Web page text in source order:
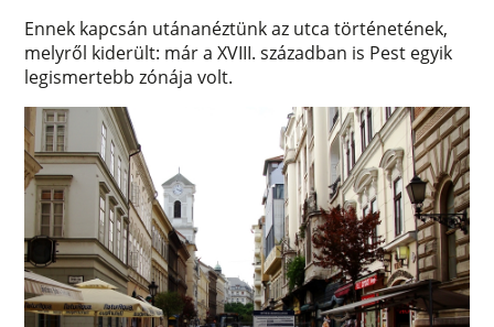
Ennek kapcsán utánanéztünk az utca történetének,
melyről kiderült: már a XVIII. században is Pest egyik
legismertebb zónája volt.